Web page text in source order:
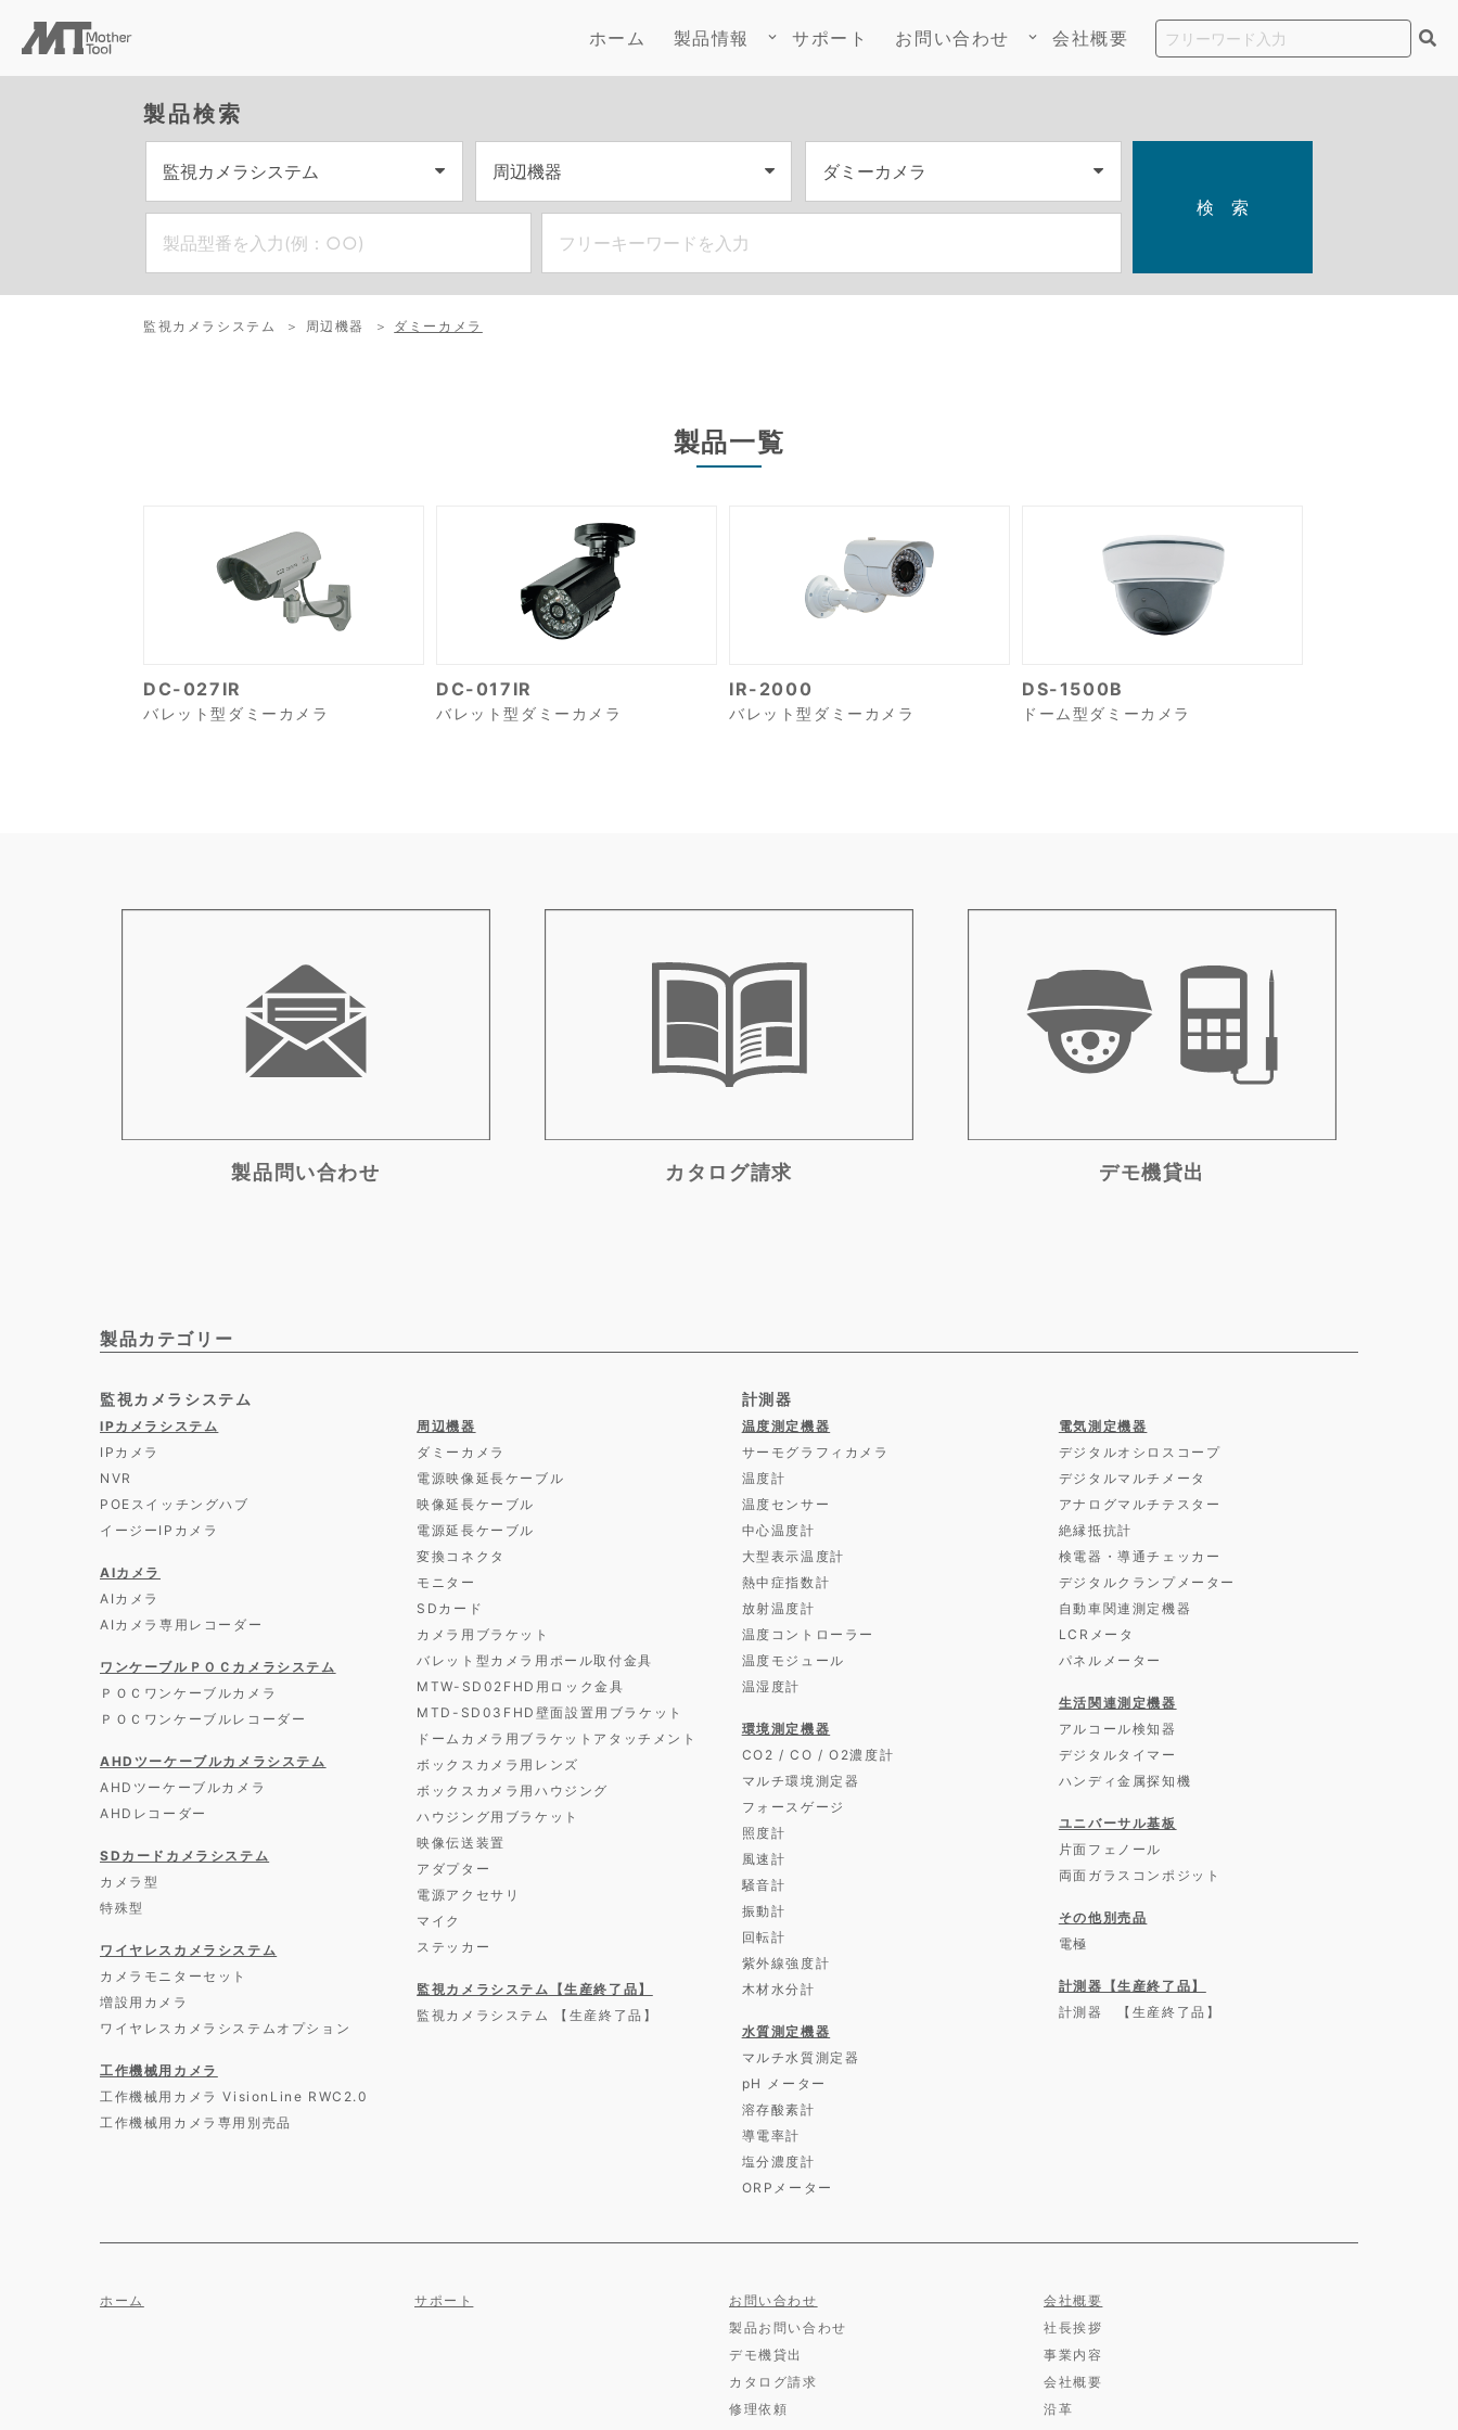
ホーム 製品情報 keyboard_arrow_down サポート お問い合わせ keyboard_arrow_down 会社概要
製品検索
検 索
監視カメラシステム 周辺機器 ダミーカメラ
製品一覧
DC-027IR
バレット型ダミーカメラ
DC-017IR
バレット型ダミーカメラ
IR-2000
バレット型ダミーカメラ
DS-1500B
ドーム型ダミーカメラ
製品問い合わせ カタログ請求 デモ機貸出
製品カテゴリー
監視カメラシステム
IPカメラシステム
IPカメラ
NVR
POEスイッチングハブ
イージーIPカメラ
AIカメラ
AIカメラ
AIカメラ専用レコーダー
ワンケーブルＰＯＣカメラシステム
ＰＯＣワンケーブルカメラ
ＰＯＣワンケーブルレコーダー
AHDツーケーブルカメラシステム
AHDツーケーブルカメラ
AHDレコーダー
SDカードカメラシステム
カメラ型
特殊型
ワイヤレスカメラシステム
カメラモニターセット
増設用カメラ
ワイヤレスカメラシステムオプション
工作機械用カメラ
工作機械用カメラ VisionLine RWC2.0
工作機械用カメラ専用別売品
周辺機器
ダミーカメラ
電源映像延長ケーブル
映像延長ケーブル
電源延長ケーブル
変換コネクタ
モニター
SDカード
カメラ用ブラケット
バレット型カメラ用ポール取付金具
MTW-SD02FHD用ロック金具
MTD-SD03FHD壁面設置用ブラケット
ドームカメラ用ブラケットアタッチメント
ボックスカメラ用レンズ
ボックスカメラ用ハウジング
ハウジング用ブラケット
映像伝送装置
アダプター
電源アクセサリ
マイク
ステッカー
監視カメラシステム【生産終了品】
監視カメラシステム 【生産終了品】
計測器
温度測定機器
サーモグラフィカメラ
温度計
温度センサー
中心温度計
大型表示温度計
熱中症指数計
放射温度計
温度コントローラー
温度モジュール
温湿度計
環境測定機器
CO2 / CO / O2濃度計
マルチ環境測定器
フォースゲージ
照度計
風速計
騒音計
振動計
回転計
紫外線強度計
木材水分計
水質測定機器
マルチ水質測定器
pH メーター
溶存酸素計
導電率計
塩分濃度計
ORPメーター
電気測定機器
デジタルオシロスコープ
デジタルマルチメータ
アナログマルチテスター
絶縁抵抗計
検電器・導通チェッカー
デジタルクランプメーター
自動車関連測定機器
LCRメータ
パネルメーター
生活関連測定機器
アルコール検知器
デジタルタイマー
ハンディ金属探知機
ユニバーサル基板
片面フェノール
両面ガラスコンポジット
その他別売品
電極
計測器【生産終了品】
計測器 【生産終了品】
ホーム サポート
お問い合わせ
製品お問い合わせ
デモ機貸出
カタログ請求
修理依頼
会社概要
社長挨拶
事業内容
会社概要
沿革